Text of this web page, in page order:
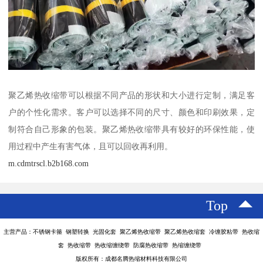
聚乙烯热收缩带可以根据不同产品的形状和大小进行定制，满足客
户的个性化需求。客户可以选择不同的尺寸、颜色和印刷效果，定
制符合自己形象的包装。聚乙烯热收缩带具有较好的环保性能，使
用过程中产生有害气体，且可以回收再利用。
m.cdmtrscl.b2b168.com
Top
主营产品：不锈钢卡箍 钢塑转换 光固化套 聚乙烯热收缩带 聚乙烯热收缩套 冷缠胶粘带 热收缩
套 热收缩带 热收缩缠绕带 防腐热收缩带 热缩缠绕带
版权所有：成都名腾热缩材料科技有限公司